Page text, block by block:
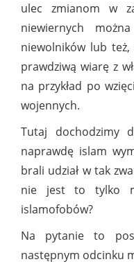
ulec zmianom w
niewiernych
niewolników lub
prawdziwą wiarę z
na przykład po
wojennych.
Tutaj dochodzimy
naprawdę islam
brali udział w tak
nie jest to tylko
islamofobów?
Na pytanie to
następnym odcinku